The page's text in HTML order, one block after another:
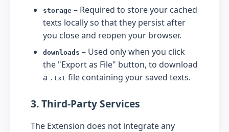
storage – Required to store your cached
texts locally so that they persist after
you close and reopen your browser.
downloads – Used only when you click
the "Export as File" button, to download
a .txt file containing your saved texts.
3. Third‑Party Services
The Extension does not integrate any